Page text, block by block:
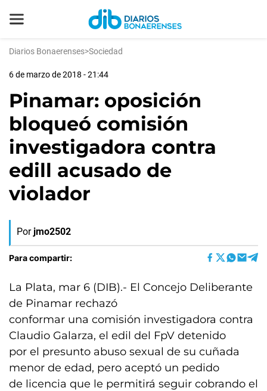
Diarios Bonaerenses>Sociedad
6 de marzo de 2018 - 21:44
Pinamar: oposición
bloqueó comisión
investigadora contra
edill acusado de
violador
Por jmo2502
Para compartir:
La Plata, mar 6 (DIB).- El Concejo Deliberante
de Pinamar rechazó
conformar una comisión investigadora contra
Claudio Galarza, el edil del FpV detenido
por el presunto abuso sexual de su cuñada
menor de edad, pero aceptó un pedido
de licencia que le permitirá seguir cobrando el